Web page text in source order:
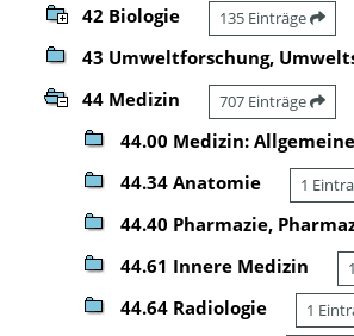
42 Biologie 135 Einträge
43 Umweltforschung,
44 Medizin 707 Einträge
44.00 Medizin:
44.34 Anatomie 1
44.40 Pharmazie,
44.61 Innere Medizin
44.64 Radiologie 1